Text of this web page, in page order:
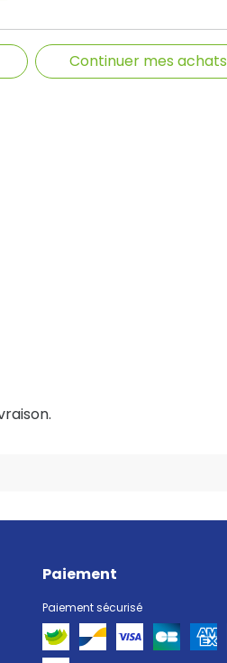
Continuer mes achats
Paiement
Paiement sécurisé